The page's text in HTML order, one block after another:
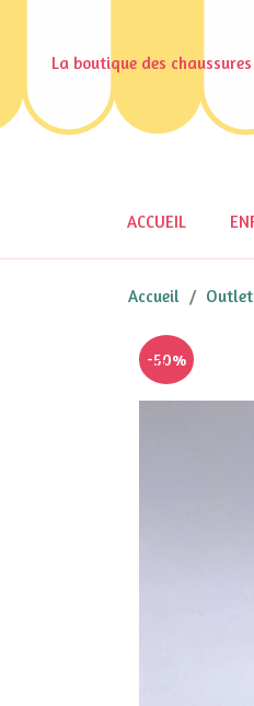
La boutique des
ACCUEIL
Accueil Outlet
-50%